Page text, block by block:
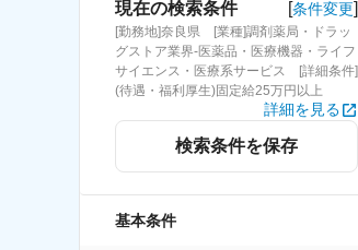
求人特集から探す
現在の検索条件 [条件変更]
[勤務地]奈良県 [業種]調剤薬局・ドラッ
グストア業界-医薬品・医療機器・ライフ
サイエンス・医療系サービス [詳細条件]
(待遇・福利厚生)固定給25万円以上
詳細を見る
検索条件を保存
基本条件